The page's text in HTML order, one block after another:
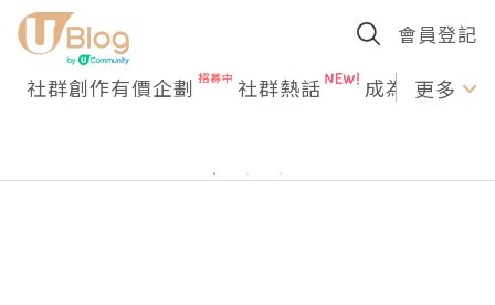
會員登記
社群創作有價企劃 社群熱話 成為U更多